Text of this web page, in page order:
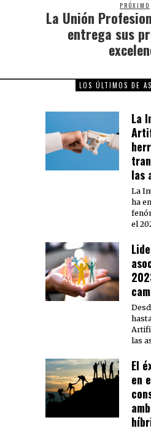
PRÓXIMO
La Unión
entrega sus
LOS ÚLTIMOS DE
La
las
La
ha
el
las
El
en